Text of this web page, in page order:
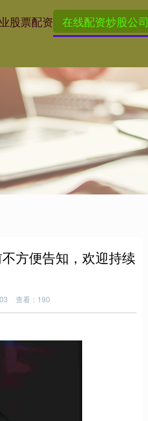
股票配资 在线配资炒股公司
方便告知，欢迎持续
查看：190